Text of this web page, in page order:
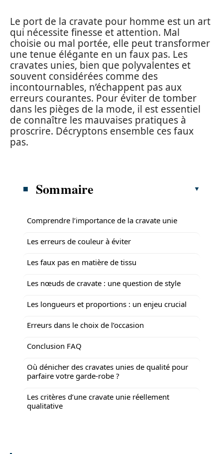
Le port de la cravate pour homme est un art
qui nécessite finesse et attention. Mal
choisie ou mal portée, elle peut transformer
une tenue élégante en un faux pas. Les
cravates unies, bien que polyvalentes et
souvent considérées comme des
incontournables, n’échappent pas aux
erreurs courantes. Pour éviter de tomber
dans les pièges de la mode, il est essentiel
de connaître les mauvaises pratiques à
proscrire. Décryptons ensemble ces faux
pas.
Sommaire
Comprendre l’importance de la cravate unie
Les erreurs de couleur à éviter
Les faux pas en matière de tissu
Les nœuds de cravate : une question de style
Les longueurs et proportions : un enjeu crucial
Erreurs dans le choix de l’occasion
Conclusion FAQ
Où dénicher des cravates unies de qualité pour
parfaire votre garde-robe ?
Les critères d’une cravate unie réellement
qualitative